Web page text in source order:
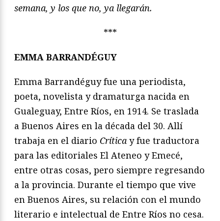
semana, y los que no, ya llegarán.
***
EMMA BARRANDÉGUY
Emma Barrandéguy fue una periodista,
poeta, novelista y dramaturga nacida en
Gualeguay, Entre Ríos, en 1914. Se traslada
a Buenos Aires en la década del 30. Allí
trabaja en el diario Crítica y fue traductora
para las editoriales El Ateneo y Emecé,
entre otras cosas, pero siempre regresando
a la provincia. Durante el tiempo que vive
en Buenos Aires, su relación con el mundo
literario e intelectual de Entre Ríos no cesa.